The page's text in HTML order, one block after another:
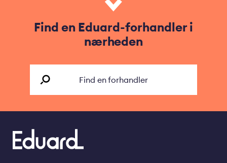
Find en Eduard-forhandler i
nærheden
Find en forhandler